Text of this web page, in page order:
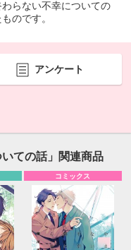
らない不幸についての
のです。
アンケート
いての話」関連商品
コミックス